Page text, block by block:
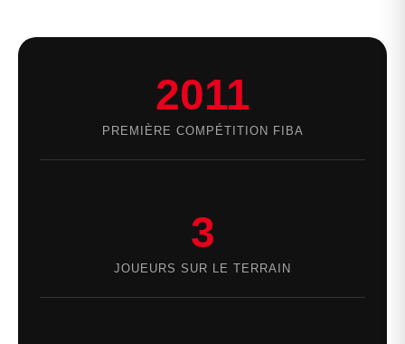
2011
PREMIÈRE COMPÉTITION FIBA
3
JOUEURS SUR LE TERRAIN